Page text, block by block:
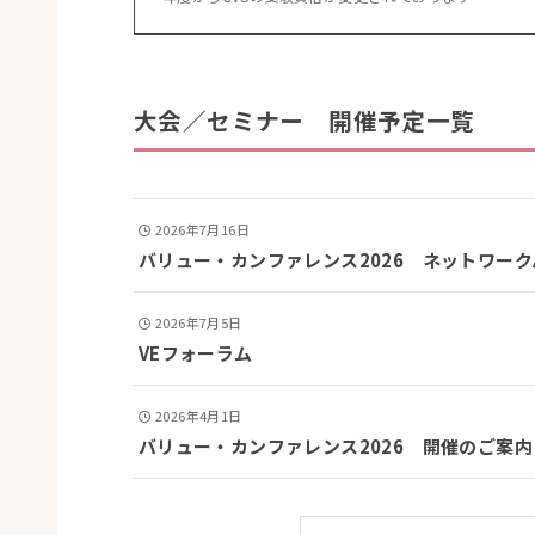
大会／セミナー 開催予定一覧
2026年7月16日
バリュー・カンファレンス2026 ネットワーク
2026年7月5日
VEフォーラム
2026年4月1日
バリュー・カンファレンス2026 開催のご案内